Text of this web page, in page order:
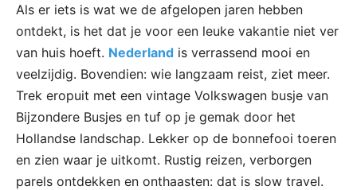
Als er iets is wat we de afgelopen jaren hebben
ontdekt, is het dat je voor een leuke vakantie niet ver
van huis hoeft. Nederland is verrassend mooi en
veelzijdig. Bovendien: wie langzaam reist, ziet meer.
Trek eropuit met een vintage Volkswagen busje van
Bijzondere Busjes en tuf op je gemak door het
Hollandse landschap. Lekker op de bonnefooi toeren
en zien waar je uitkomt. Rustig reizen, verborgen
parels ontdekken en onthaasten: dat is slow travel.